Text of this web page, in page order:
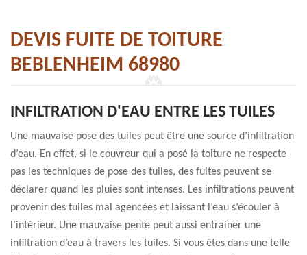
DEVIS FUITE DE TOITURE
BEBLENHEIM 68980
INFILTRATION D'EAU ENTRE LES TUILES
Une mauvaise pose des tuiles peut être une source d’infiltration
d’eau. En effet, si le couvreur qui a posé la toiture ne respecte
pas les techniques de pose des tuiles, des fuites peuvent se
déclarer quand les pluies sont intenses. Les infiltrations peuvent
provenir des tuiles mal agencées et laissant l’eau s’écouler à
l’intérieur. Une mauvaise pente peut aussi entrainer une
infiltration d’eau à travers les tuiles. Si vous êtes dans une telle